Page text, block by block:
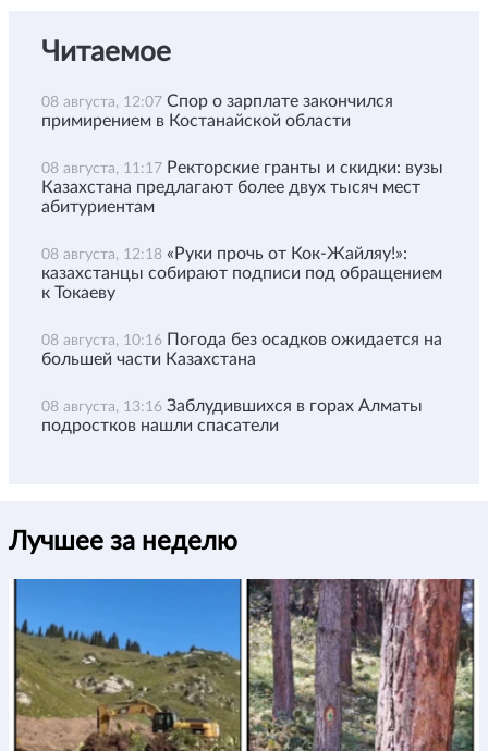
Читаемое
08 августа, 12:07 Спор о зарплате закончился
примирением в Костанайской области
08 августа, 11:17 Ректорские гранты и скидки: вузы
Казахстана предлагают более двух тысяч мест
абитуриентам
08 августа, 12:18 «Руки прочь от Кок-Жайляу!»:
казахстанцы собирают подписи под обращением
к Токаеву
08 августа, 10:16 Погода без осадков ожидается на
большей части Казахстана
08 августа, 13:16 Заблудившихся в горах Алматы
подростков нашли спасатели
Лучшее за неделю